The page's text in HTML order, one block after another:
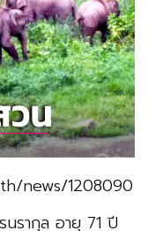
news/1208090
รากุล อายุ 71 ปี